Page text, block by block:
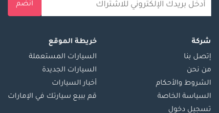
انضم
شركة
إتصل بنا
من نحن
الشروط والأحكام
السياسة الخاصة
تسجيل دخول
خريطة الموقع
السيارات المستعملة
السيارات الجديدة
أخبار السيارات
قم ببيع سيارتك في الإمارات